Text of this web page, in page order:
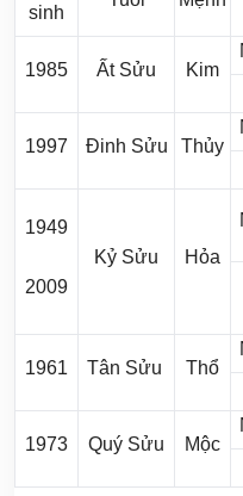
sinh
1985 Ất Sửu Kim
1997 Đinh Sửu Thủy
1949
2009
Kỷ Sửu Hỏa
1961 Tân Sửu Thổ
1973 Quý Sửu Mộc